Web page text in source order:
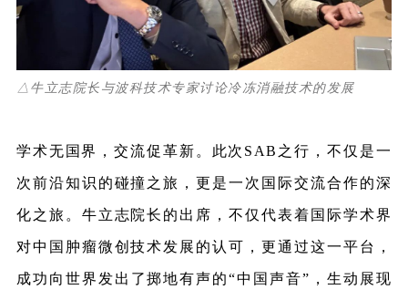
△牛立志院长与波科技术专家讨论冷冻消融技术的发展
学术无国界，交流促革新。此次SAB之行，不仅是一
次前沿知识的碰撞之旅，更是一次国际交流合作的深
化之旅。牛立志院长的出席，不仅代表着国际学术界
对中国肿瘤微创技术发展的认可，更通过这一平台，
成功向世界发出了掷地有声的“中国声音”，生动展现